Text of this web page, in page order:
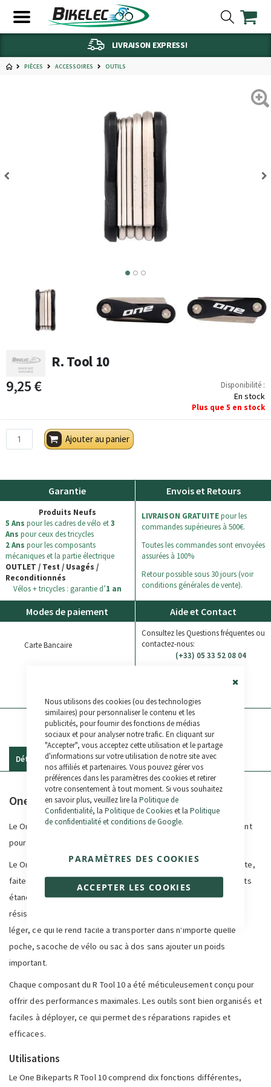
Bar
Nous utilisons des cookies (ou des technologies
similaires) pour personnaliser le contenu et les
publicités, pour fournir des fonctions de médias
sociaux et pour analyser notre trafic. En cliquant sur
"Accepter", vous acceptez cette utilisation et le partage
d'informations sur votre utilisation de notre site avec
nos affiliés et partenaires. Vous pouvez gérer vos
préférences dans les paramètres des cookies et retirer
votre consentement à tout moment. Si vous souhaitez
en savoir plus, veuillez lire la Politique de
Confidentialité, la Politique de Cookieset la Politique
de confidentialité et conditions de Google.
ACCEPTER LES COOKIES
PARAMÈTRES DES COOKIES
LIVRAISON EXPRESS!
PIÈCES ACCESSOIRES OUTILS
R. Tool 10
9,25 € Disponibilité :
En stock
Plus que 5 en stock
Ajouter au panier
Garantie
Produits Neufs
5 Ans pour les cadres de vélo et3
Ans pour ceux des tricycles
2 Ans pour les composants
mécaniques et la partie électrique
OUTLET / Test / Usagés /
Reconditionnés
Vélos + tricycles : garantie d’1 an
Envois et Retours
LIVRAISON GRATUITEpour les
commandes supérieures à 500€.
Toutes les commandes sont envoyées
assurées à 100%
Retour possible sous 30 jours (voir
conditions générales de vente).
Modes de paiement
Carte Bancaire
Aide et Contact
Consultez les Questions fréquentes ou
contactez-nous:
(+33) 05 33 52 08 04
Détails
One Bikeparts R Tool 10
Le One Bikeparts R Tool 10 est un multi-outil conçu spécifiquement
pour le cyclisme, y compris les vélos électriques.
Le One Bikeparts R Tool 10 se distingue par sa conception robuste,
faite de matériaux très durables (acier au chrome vanadium, joints
étanches) qui garantissent une longue durée de vie et une
résistance aux conditions les plus exigeantes. L'outil est petit et
léger, ce qui le rend facile à transporter dans n'importe quelle
poche, sacoche de vélo ou sac à dos sans ajouter un poids
important.
Chaque composant du R Tool 10 a été méticuleusement conçu pour
offrir des performances maximales. Les outils sont bien organisés et
faciles à déployer, ce qui permet des réparations rapides et
efficaces.
Utilisations
Le One Bikeparts R Tool 10 comprend dix fonctions différentes,
Commentaires